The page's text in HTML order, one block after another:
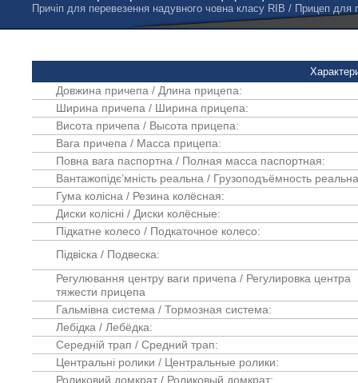
Причіп для перевезення надувного човна класу RIB / Прицеп
Довжина причепа / Длина прицепа:
Ширина причепа / Ширина прицепа:
Висота причепа / Высота прицепа:
Вага причепа / Масса прицепа:
Повна вага паспортна / Полная масса паспортная:
Вантажопідє’мність реальна / Грузоподъёмность
Гума колісна / Резина колёсная:
Диски колісні / Диски колёсные:
Підкатне колесо / Подкаточное колесо:
Підвіска / Подвеска:
Регулювання центру ваги причепа / Регулировка центра
тяжести прицепа
Гальмівна система / Тормозная система:
Лебідка / Лебёдка:
Середній трап / Средний трап:
Центральні ролики / Центральные ролики:
Роликовий домкрат / Роликовый домкрат: